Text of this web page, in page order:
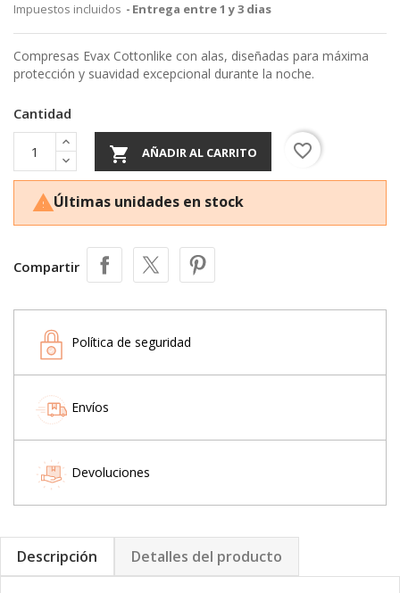
Impuestos incluidos Entrega entre 1 y 3 dias
Compresas Evax Cottonlike con alas, diseñadas para máxima
protección y suavidad excepcional durante la noche.
Cantidad
 AÑADIR AL CARRITO favorite_border
Últimas unidades en stock
Compartir
Política de seguridad
Envíos
Devoluciones
Descripción Detalles del producto